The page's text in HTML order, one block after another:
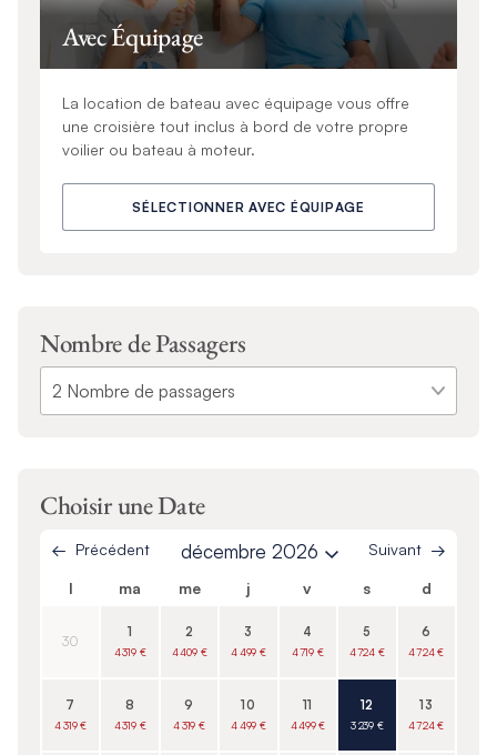
Avec Équipage
La location de bateau avec équipage vous offre
une croisière tout inclus à bord de votre propre
voilier ou bateau à moteur.
SÉLECTIONNER AVEC ÉQUIPAGE
Nombre de Passagers
Choisir une Date
Précédent décembre 2026 Suivant
l ma me j v s d
30
1
4 319 €
2
4 409 €
3
4 499 €
4
4 719 €
5
4 724 €
6
4 724 €
7
4 319 €
8
4 319 €
9
4 319 €
10
4 499 €
11
4 499 €
12
3 239 €
13
4 724 €